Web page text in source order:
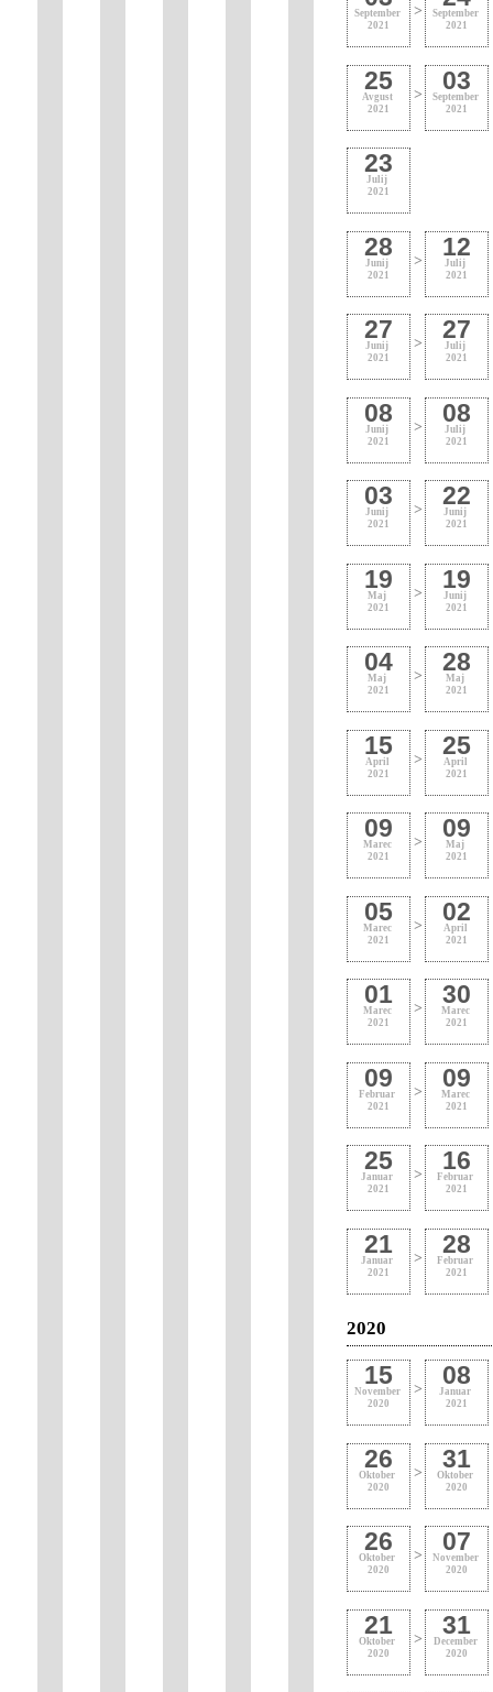
September
2021
>
September
2021
25
Avgust
2021
> 03
September
2021
23
Julij
2021
28
Junij
2021
> 12
Julij
2021
27
Junij
2021
> 27
Julij
2021
08
Junij
2021
> 08
Julij
2021
03
Junij
2021
> 22
Junij
2021
19
Maj
2021
> 19
Junij
2021
04
Maj
2021
> 28
Maj
2021
15
April
2021
> 25
April
2021
09
Marec
2021
> 09
Maj
2021
05
Marec
2021
> 02
April
2021
01
Marec
2021
> 30
Marec
2021
09
Februar
2021
> 09
Marec
2021
25
Januar
2021
> 16
Februar
2021
21
Januar
2021
> 28
Februar
2021
2020
15
November
2020
> 08
Januar
2021
26
Oktober
2020
> 31
Oktober
2020
26
Oktober
2020
> 07
November
2020
21
Oktober
2020
> 31
December
2020